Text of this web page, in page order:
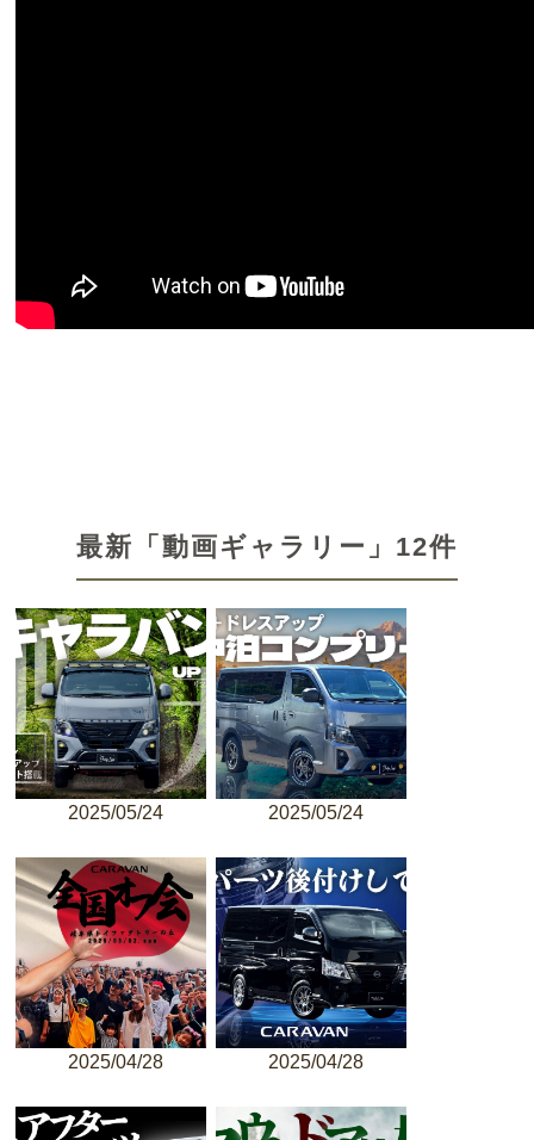
最新「動画ギャラリー」12件
2025/05/24 2025/05/24
2025/04/28 2025/04/28